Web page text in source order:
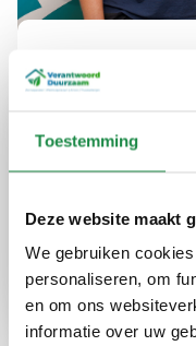
Toestemming
Deze website maakt
We gebruiken
personaliseren, om
en om ons
informatie over uw
Uw
Bij Verantwoord
en installaties
optimaliseren
diensten zijn
een focus op
Expertise